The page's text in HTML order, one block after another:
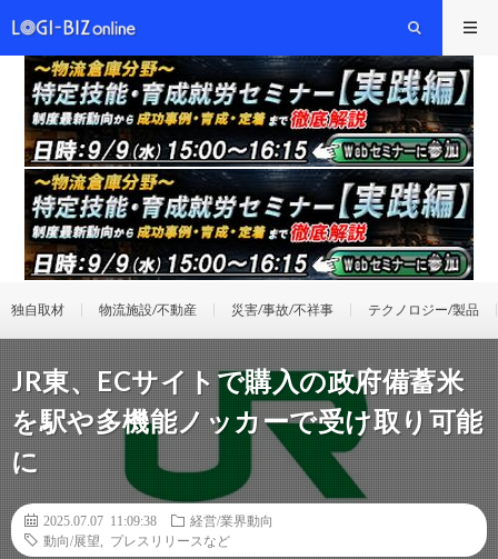
独自取材 物流施設/不動産 災害/事故/不祥事 テクノロジー/製品
JR東、ECサイトで購入の政府備蓄米
を駅や多機能ノッカーで受け取り可能
に
2025.07.07 11:09:38
経営/業界動向
動向/展望
プレスリリースなど